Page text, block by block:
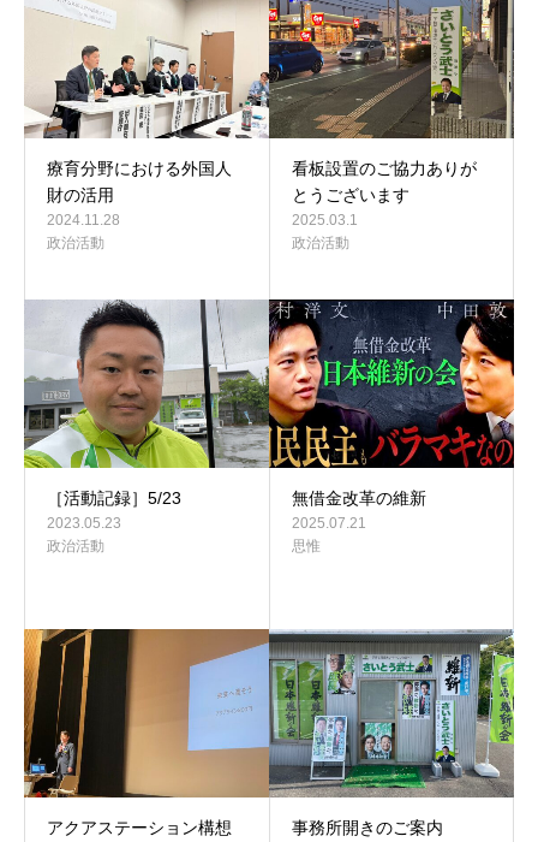
療育分野における外国人
財の活用
2024.11.28
政治活動
看板設置のご協力ありが
とうございます
2025.03.1
政治活動
［活動記録］5/23
2023.05.23
政治活動
無借金改革の維新
2025.07.21
思惟
アクアステーション構想 事務所開きのご案内